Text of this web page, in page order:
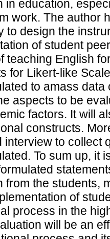
in education,
work. The author
to design the
of student
teaching English
for Likert-like
to amass
aspects to be
factors. It will
constructs.
interview to collect
To sum up, it
from the students,
of
process in the
will be an